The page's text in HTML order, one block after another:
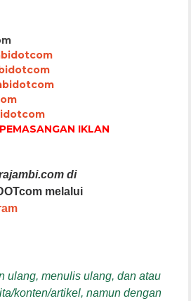
PEMASANGAN IKLAN
di
melalui
ulang, menulis ulang, dan atau
konten/artikel, namun dengan